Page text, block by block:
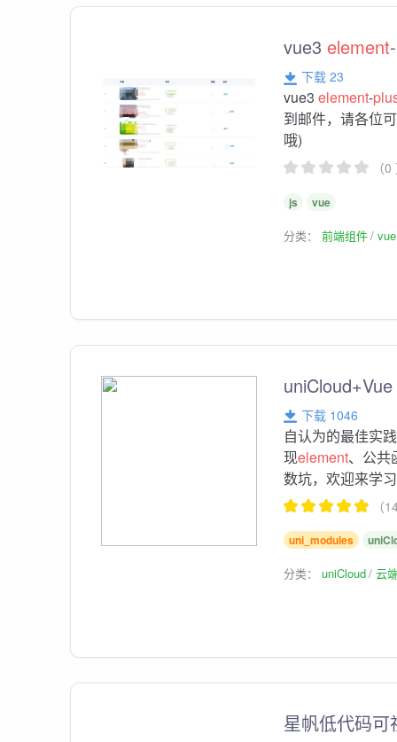
vue3element-
下载 23
vue3element-
到邮件，请各位
哦)
（
js vue
分类：前端组件
下载 1046
自认为的最佳实
现element、公共
数坑，欢迎来学
（
uni_modules
分类：uniCloud 云
星帆低代码